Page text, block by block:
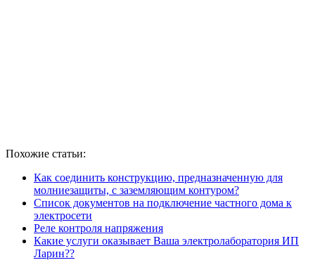
Похожие статьи:
Как соединить конструкцию, предназначенную для
молниезащиты, с заземляющим контуром?
Список документов на подключение частного дома к
электросети
Реле контроля напряжения
Какие услуги оказывает Ваша электролаборатория ИП
Ларин??